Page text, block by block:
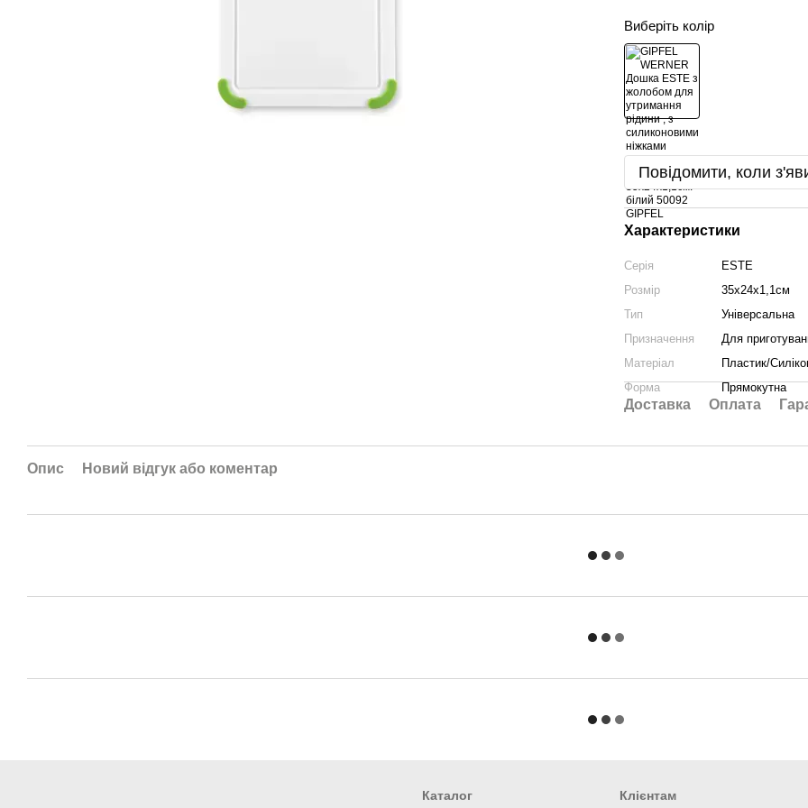
Виберіть колір
Повідомити, коли
Характеристики
Серія
ESTE
Розмір
35х24х1,1см
Тип
Універсальна
Призначення
Для
Матеріал
Пластик/
Форма
Прямокутна
Доставка Оплата
Опис Новий відгук або коментар
Каталог Клієнтам